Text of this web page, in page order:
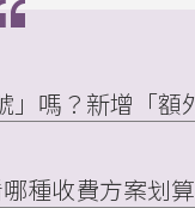
嗎？新增「額
種收費方案划